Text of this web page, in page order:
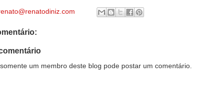
um membro deste blog pode postar um comentário.